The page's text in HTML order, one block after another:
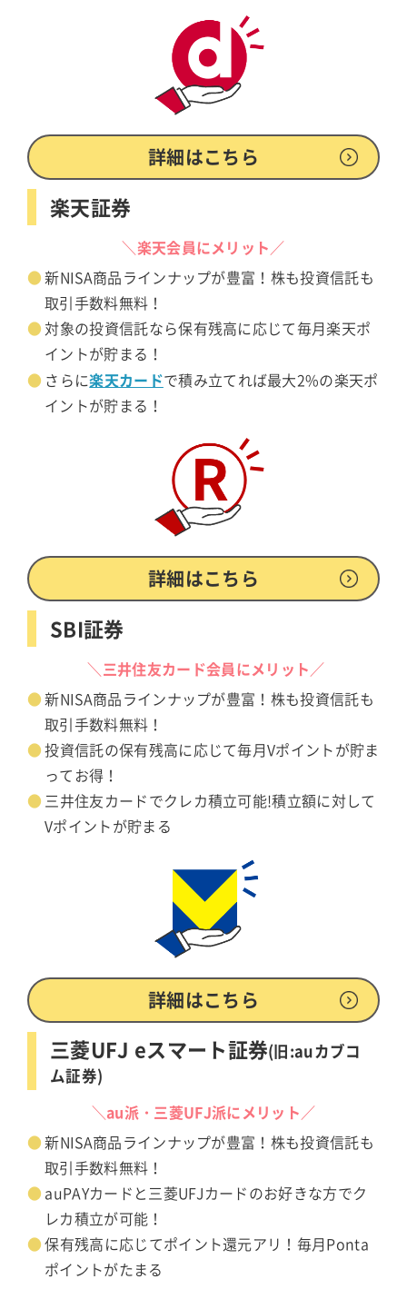
詳細はこちら
楽天証券
＼楽天会員にメリット／
新NISA商品ラインナップが豊富！株も投資信託も
取引手数料無料！
対象の投資信託なら保有残高に応じて毎月楽天ポ
イントが貯まる！
さらに楽天カードで積み立てれば最大2%の楽天ポ
イントが貯まる！
詳細はこちら
SBI証券
＼三井住友カード会員にメリット／
新NISA商品ラインナップが豊富！株も投資信託も
取引手数料無料！
投資信託の保有残高に応じて毎月Vポイントが貯ま
ってお得！
三井住友カードでクレカ積立可能!積立額に対して
Vポイントが貯まる
詳細はこちら
三菱UFJ eスマート証券(旧:auカブコ
ム証券)
＼au派・三菱UFJ派にメリット／
新NISA商品ラインナップが豊富！株も投資信託も
取引手数料無料！
auPAYカードと三菱UFJカードのお好きな方でク
レカ積立が可能！
保有残高に応じてポイント還元アリ！毎月Ponta
ポイントがたまる